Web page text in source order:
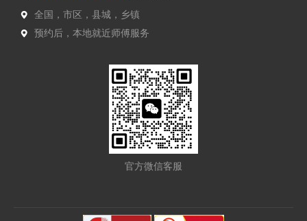
全国，市区，县城，乡镇
预约后，本地就近师傅服务
官方微信客服